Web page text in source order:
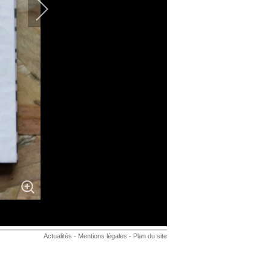
Actualités - Mentions légales - Plan du site